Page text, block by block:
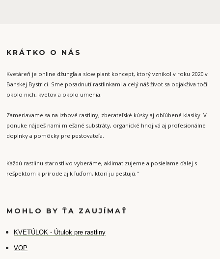
KRÁTKO O NÁS
Kvetáreň je online džungľa a slow plant koncept, ktorý vznikol v roku 2020 v
Banskej Bystrici. Sme posadnutí rastlinkami a celý náš život sa odjakživa točil
okolo nich, kvetov a okolo umenia.
Zameriavame sa na izbové rastliny, zberateľské kúsky aj obľúbené klasiky. V
ponuke nájdeš nami miešané substráty, organické hnojivá aj profesionálne
doplnky a pomôcky pre pestovateľa.
Každú rastlinu starostlivo vyberáme, aklimatizujeme a posielame ďalej s
rešpektom k prírode aj k ľuďom, ktorí ju pestujú."
MOHLO BY ŤA ZAUJÍMAŤ
KVETÚLOK - Útulok pre rastliny
VOP